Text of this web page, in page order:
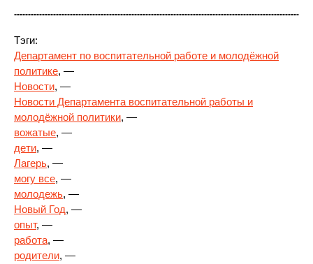
Тэги:
Департамент по воспитательной работе и молодёжной
политике, —
Новости, —
Новости Департамента воспитательной работы и
молодёжной политики, —
вожатые, —
дети, —
Лагерь, —
могу все, —
молодежь, —
Новый Год, —
опыт, —
работа, —
родители, —